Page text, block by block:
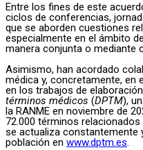
Entre los fines de este
ciclos de conferencias,
que se aborden cuestiones
especialmente en el ámbito
manera conjunta o mediante
Asimismo, han acordado
médica y, concretamente, en
en los trabajos de
términos médicos (DPTM),
la RANME en noviembre de
72.000 términos
se actualiza constantemente
población en www.dptm.es.